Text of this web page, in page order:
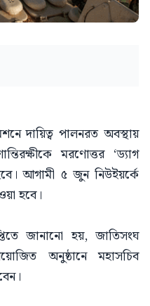
দায়িত্ব পালনরত অবস্থায়
মরণোত্তর ‘ড্যাগ
আগামী ৫ জুন নিউইয়র্কে
হবে।
জানানো হয়, জাতিসংঘ
অনুষ্ঠানে মহাসচিব